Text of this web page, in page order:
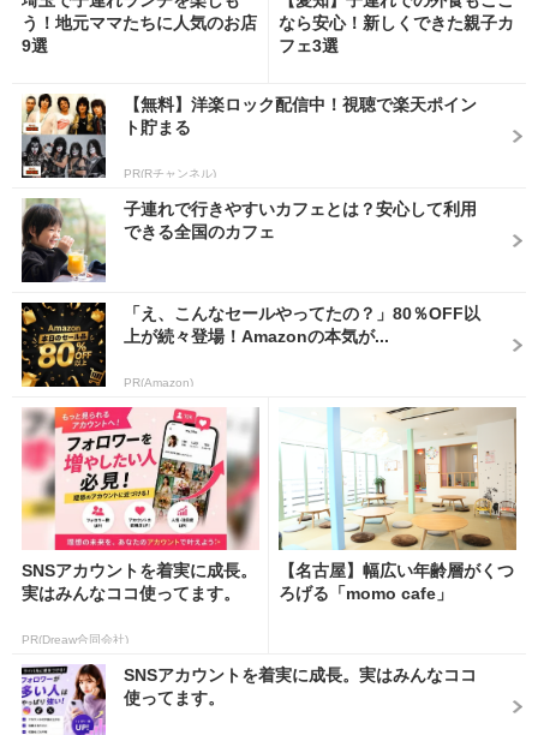
う！地元ママたちに人気のお店
9選
なら安心！新しくできた親子カ
フェ3選
【無料】洋楽ロック配信中！視聴で楽天ポイン
ト貯まる
PR(Rチャンネル)
子連れで行きやすいカフェとは？安心して利用
できる全国のカフェ
「え、こんなセールやってたの？」80％OFF以
上が続々登場！Amazonの本気が...
PR(Amazon)
SNSアカウントを着実に成長。
実はみんなココ使ってます。
PR(Dreaw合同会社)
【名古屋】幅広い年齢層がくつ
ろげる「momo cafe」
SNSアカウントを着実に成長。実はみんなココ
使ってます。